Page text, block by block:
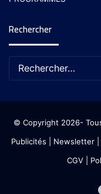
Rechercher
© Copyright 2026-
Publicités
Newsletter|
CGV|